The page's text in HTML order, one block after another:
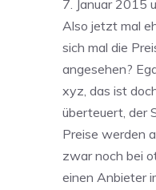
7. Januar 2015
Also jetzt mal
sich mal die
angesehen?
xyz, das ist
überteuert, der
Preise werden
zwar noch bei
einen Anbieter